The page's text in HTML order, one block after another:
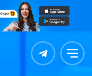
Контакты Меню